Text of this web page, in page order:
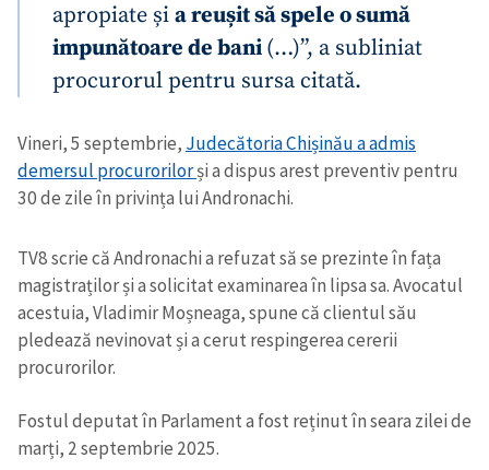
apropiate șia reușit să spele o sumă
impunătoare de bani(…)”, a subliniat
procurorul pentru sursa citată.
Vineri, 5 septembrie, Judecătoria Chișinău a admis
demersul procurorilorși a dispus arest preventiv pentru
30 de zile în privința lui Andronachi.
TV8 scrie că Andronachi a refuzat să se prezinte în fața
magistraților și a solicitat examinarea în lipsa sa. Avocatul
acestuia, Vladimir Moșneaga, spune că clientul său
pledează nevinovat și a cerut respingerea cererii
procurorilor.
Fostul deputat în Parlament a fost reținut în seara zilei de
marți, 2 septembrie 2025.